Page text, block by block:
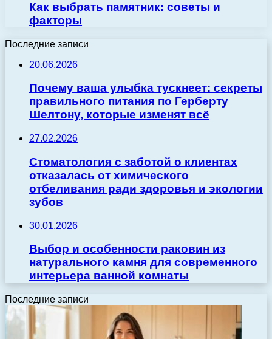
Как выбрать памятник: советы и
факторы
Последние записи
20.06.2026
Почему ваша улыбка тускнеет: секреты
правильного питания по Герберту
Шелтону, которые изменят всё
27.02.2026
Стоматология с заботой о клиентах
отказалась от химического
отбеливания ради здоровья и экологии
зубов
30.01.2026
Выбор и особенности раковин из
натурального камня для современного
интерьера ванной комнаты
Последние записи